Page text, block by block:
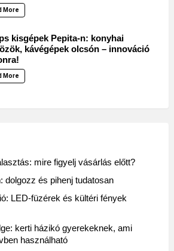
More
kisgépek Pepita-n: konyhai
kávégépek olcsón – innováció
More
mire figyelj vásárlás előtt?
dolgozz és pihenj tudatosan
LED-füzérek és kültéri fények
kerti házikó gyerekeknek, ami
használható